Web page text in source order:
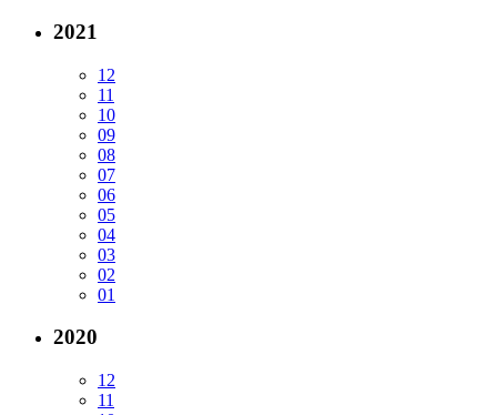
2021
12
11
10
09
08
07
06
05
04
03
02
01
2020
12
11